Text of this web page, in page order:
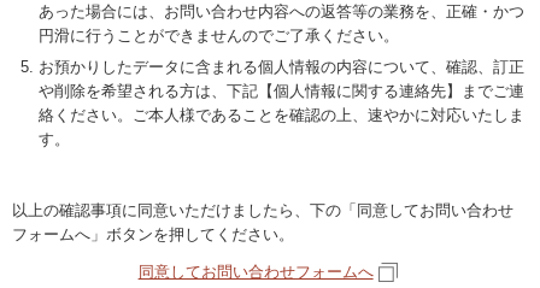
あった場合には、お問い合わせ内容への返答等の業務を、正確・かつ
円滑に行うことができませんのでご了承ください。
お預かりしたデータに含まれる個人情報の内容について、確認、訂正
や削除を希望される方は、下記【個人情報に関する連絡先】までご連
絡ください。ご本人様であることを確認の上、速やかに対応いたしま
す。
以上の確認事項に同意いただけましたら、下の「同意してお問い合わせ
フォームへ」ボタンを押してください。
同意してお問い合わせフォームへ